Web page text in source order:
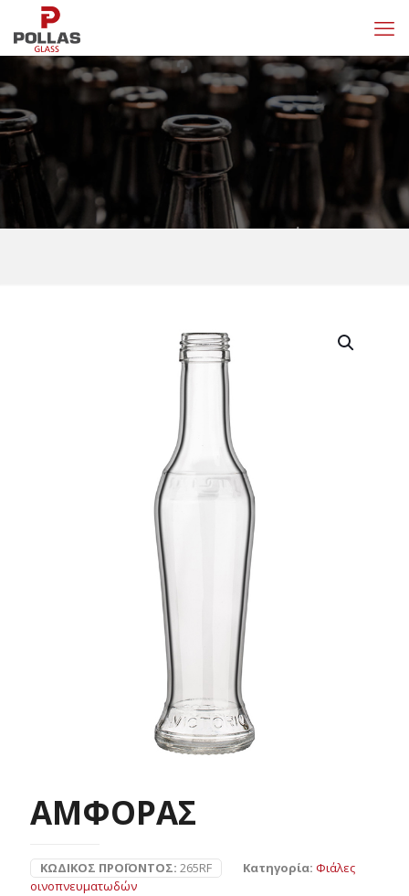
ΑΜΦΟΡΑΣ
ΚΩΔΙΚΌΣ ΠΡΟΪΌΝΤΟΣ: 265RF Κατηγορία: Φιάλες
οινοπνευματωδών